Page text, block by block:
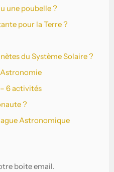
une poubelle ?
pour la Terre ?
du Système Solaire ?
Astronomie
6 activités
?
Astronomique
boite email.